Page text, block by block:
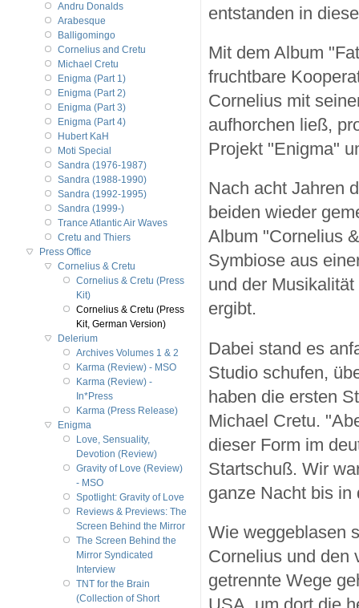
entstanden in
Mit dem Album
fruchtbare
Cornelius mit
aufhorchen ließ,
Projekt "Enigma"
Nach acht Jahren
beiden wieder
Album "Cornelius
Symbiose aus
und der
ergibt.
Dabei stand es
Studio schufen,
haben die ersten
Michael Cretu.
dieser Form im
Startschuß. Wir
ganze Nacht bis in
Wie weggeblasen
Cornelius und den
getrennte Wege
Andru Donalds
Arabesque
Balligomingo
Cornelius and Cretu
Michael Cretu
Enigma (Part 1)
Enigma (Part 2)
Enigma (Part 3)
Enigma (Part 4)
Hubert KaH
Moti Special
Sandra (1976-1987)
Sandra (1988-1990)
Sandra (1992-1995)
Sandra (1999-)
Trance Atlantic Air Waves
Cretu and Thiers
Press Office
Cornelius & Cretu
Cornelius & Cretu (Press
Kit)
Cornelius & Cretu (Press
Kit, German Version)
Delerium
Archives Volumes 1 & 2
Karma (Review) - MSO
Karma (Review) -
In*Press
Karma (Press Release)
Enigma
Love, Sensuality,
Devotion (Review)
Gravity of Love (Review)
- MSO
Spotlight: Gravity of Love
Reviews & Previews: The
Screen Behind the Mirror
The Screen Behind the
Mirror Syndicated
Interview
TNT for the Brain
(Collection of Short